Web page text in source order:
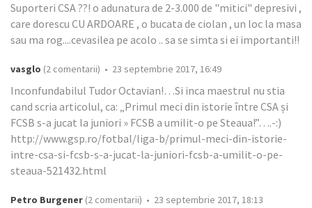
Suporteri CSA ??! o adunatura de 2-3.000 de "mitici" depresivi ,
care dorescu CU ARDOARE , o bucata de ciolan , un loc la masa
sau ma rog....cevasilea pe acolo .. sa se simta si ei importanti!!
vasglo (2 comentarii) • 23 septembrie 2017, 16:49
Inconfundabilul Tudor Octavian!…Si inca maestrul nu stia
cand scria articolul, ca: „Primul meci din istorie între CSA și
FCSB s-a jucat la juniori » FCSB a umilit-o pe Steaua!”….-:)
http://www.gsp.ro/fotbal/liga-b/primul-meci-din-istorie-
intre-csa-si-fcsb-s-a-jucat-la-juniori-fcsb-a-umilit-o-pe-
steaua-521432.html
Petro Burgener (2 comentarii) • 23 septembrie 2017, 18:13